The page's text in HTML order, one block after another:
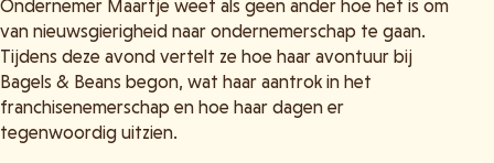
Ondernemer Maartje weet als geen ander hoe het is om
van nieuwsgierigheid naar ondernemerschap te gaan.
Tijdens deze avond vertelt ze hoe haar avontuur bij
Bagels & Beans begon, wat haar aantrok in het
franchisenemerschap en hoe haar dagen er
tegenwoordig uitzien.